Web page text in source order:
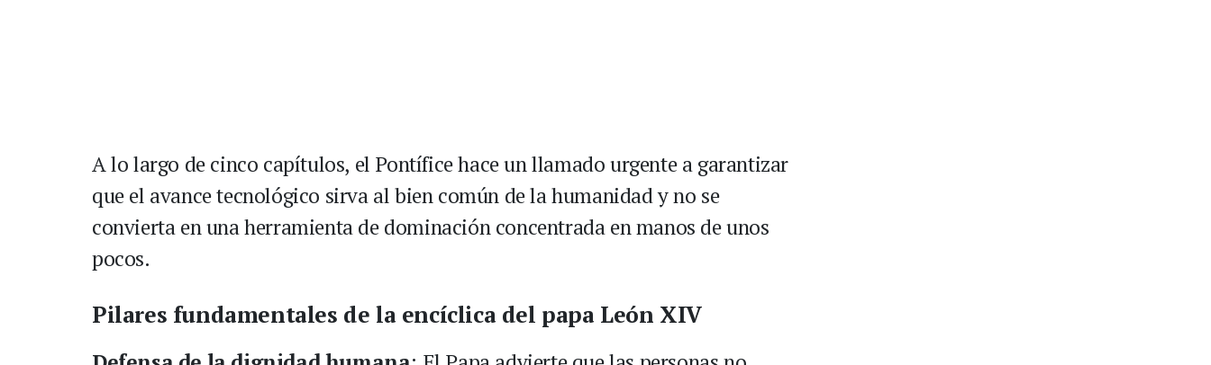
A lo largo de cinco capítulos, el Pontífice hace un llamado urgente a garantizar
que el avance tecnológico sirva al bien común de la humanidad y no se
convierta en una herramienta de dominación concentrada en manos de unos
pocos.
Pilares fundamentales de la encíclica del papa León XIV